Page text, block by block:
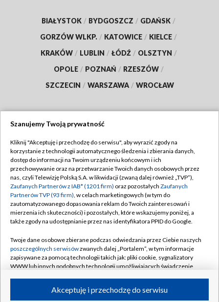
BIAŁYSTOK / BYDGOSZCZ / GDAŃSK /
GORZÓW WLKP. / KATOWICE / KIELCE /
KRAKÓW / LUBLIN / ŁÓDŹ / OLSZTYN /
OPOLE / POZNAŃ / RZESZÓW /
SZCZECIN / WARSZAWA / WROCŁAW
TVP
Abonament TVP
Emisja w TVP
Centrum informacji TVP
Naziemna Telewizja Cyfrowa
Rada Programowa
System NOS
Informacje o nadawcy
Program dla prasy
Regulamin TVP
Polityka prywatności
Moje zgody
Pomoc
Kontakt
Kanały
Szanujemy Twoją prywatność
Kliknij "Akceptuję i przechodzę do serwisu", aby wyrazić zgody na
korzystanie z technologii automatycznego śledzenia i zbierania danych,
dostęp do informacji na Twoim urządzeniu końcowym i ich
przechowywanie oraz na przetwarzanie Twoich danych osobowych przez
nas, czyli Telewizję Polską S.A. w likwidacji (zwaną dalej również „TVP”),
Zaufanych Partnerów z IAB* (1201 firm) oraz pozostałych Zaufanych
Partnerów TVP (93 firm), w celach marketingowych (w tym do
zautomatyzowanego dopasowania reklam do Twoich zainteresowań i
mierzenia ich skuteczności) i pozostałych, które wskazujemy poniżej, a
także zgody na udostępnianie przez nas identyfikatora PPID do Google.
Twoje dane osobowe zbierane podczas odwiedzania przez Ciebie naszych
poszczególnych serwisówzwanych dalej „Portalem”, w tym informacje
zapisywane za pomocą technologii takich jak: pliki cookie, sygnalizatory
WWW lub innych podobnych technologii umożliwiających świadczenie
ruchu w Internecie.Akceptuję i przechodzę do serwisu